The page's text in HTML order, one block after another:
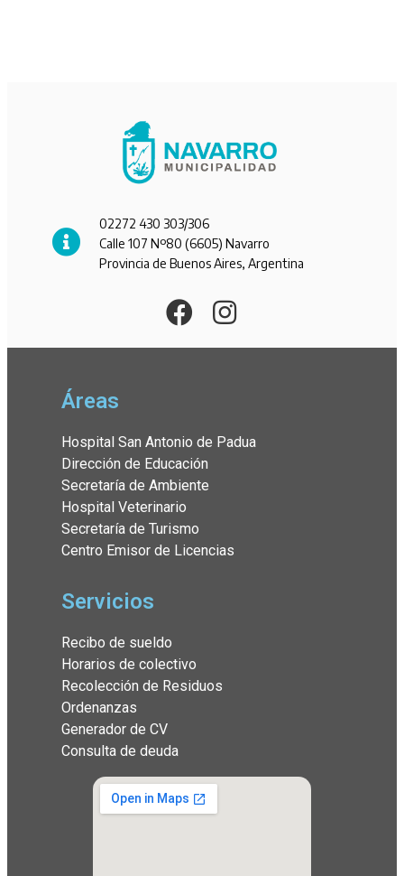
02272 430 303/306
Calle 107 Nº80 (6605) Navarro
Provincia de Buenos Aires, Argentina
Áreas
Hospital San Antonio de Padua
Dirección de Educación
Secretaría de Ambiente
Hospital Veterinario
Secretaría de Turismo
Centro Emisor de Licencias
Servicios
Recibo de sueldo
Horarios de colectivo
Recolección de Residuos
Ordenanzas
Generador de CV
Consulta de deuda